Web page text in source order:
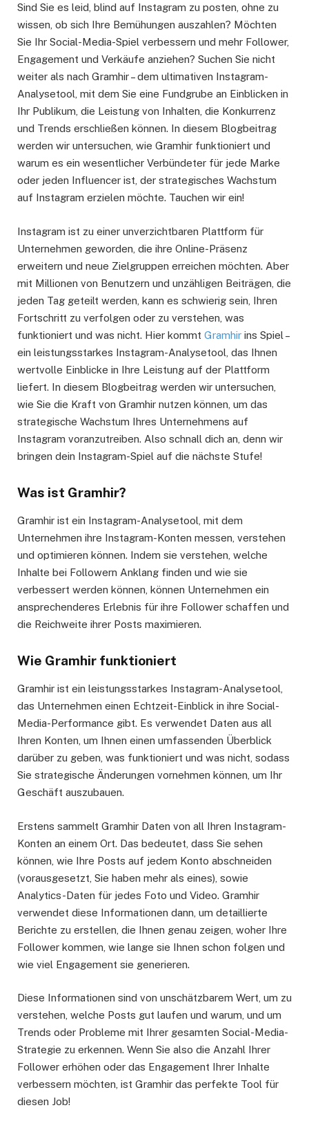
Sind Sie es leid, blind auf Instagram zu posten, ohne zu
wissen, ob sich Ihre Bemühungen auszahlen? Möchten
Sie Ihr Social-Media-Spiel verbessern und mehr Follower,
Engagement und Verkäufe anziehen? Suchen Sie nicht
weiter als nach Gramhir – dem ultimativen Instagram-
Analysetool, mit dem Sie eine Fundgrube an Einblicken in
Ihr Publikum, die Leistung von Inhalten, die Konkurrenz
und Trends erschließen können. In diesem Blogbeitrag
werden wir untersuchen, wie Gramhir funktioniert und
warum es ein wesentlicher Verbündeter für jede Marke
oder jeden Influencer ist, der strategisches Wachstum
auf Instagram erzielen möchte. Tauchen wir ein!
Instagram ist zu einer unverzichtbaren Plattform für
Unternehmen geworden, die ihre Online-Präsenz
erweitern und neue Zielgruppen erreichen möchten. Aber
mit Millionen von Benutzern und unzähligen Beiträgen, die
jeden Tag geteilt werden, kann es schwierig sein, Ihren
Fortschritt zu verfolgen oder zu verstehen, was
funktioniert und was nicht. Hier kommt Gramhir ins Spiel –
ein leistungsstarkes Instagram-Analysetool, das Ihnen
wertvolle Einblicke in Ihre Leistung auf der Plattform
liefert. In diesem Blogbeitrag werden wir untersuchen,
wie Sie die Kraft von Gramhir nutzen können, um das
strategische Wachstum Ihres Unternehmens auf
Instagram voranzutreiben. Also schnall dich an, denn wir
bringen dein Instagram-Spiel auf die nächste Stufe!
Was ist Gramhir?
Gramhir ist ein Instagram-Analysetool, mit dem
Unternehmen ihre Instagram-Konten messen, verstehen
und optimieren können. Indem sie verstehen, welche
Inhalte bei Followern Anklang finden und wie sie
verbessert werden können, können Unternehmen ein
ansprechenderes Erlebnis für ihre Follower schaffen und
die Reichweite ihrer Posts maximieren.
Wie Gramhir funktioniert
Gramhir ist ein leistungsstarkes Instagram-Analysetool,
das Unternehmen einen Echtzeit-Einblick in ihre Social-
Media-Performance gibt. Es verwendet Daten aus all
Ihren Konten, um Ihnen einen umfassenden Überblick
darüber zu geben, was funktioniert und was nicht, sodass
Sie strategische Änderungen vornehmen können, um Ihr
Geschäft auszubauen.
Erstens sammelt Gramhir Daten von all Ihren Instagram-
Konten an einem Ort. Das bedeutet, dass Sie sehen
können, wie Ihre Posts auf jedem Konto abschneiden
(vorausgesetzt, Sie haben mehr als eines), sowie
Analytics-Daten für jedes Foto und Video. Gramhir
verwendet diese Informationen dann, um detaillierte
Berichte zu erstellen, die Ihnen genau zeigen, woher Ihre
Follower kommen, wie lange sie Ihnen schon folgen und
wie viel Engagement sie generieren.
Diese Informationen sind von unschätzbarem Wert, um zu
verstehen, welche Posts gut laufen und warum, und um
Trends oder Probleme mit Ihrer gesamten Social-Media-
Strategie zu erkennen. Wenn Sie also die Anzahl Ihrer
Follower erhöhen oder das Engagement Ihrer Inhalte
verbessern möchten, ist Gramhir das perfekte Tool für
diesen Job!